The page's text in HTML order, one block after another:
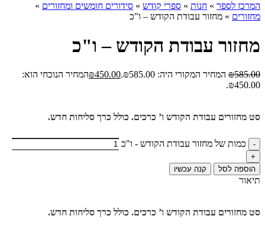
המרכז לספר » חנות » ספרי קודש » סידורים חומשים ומחזורים »
מחזורים » מחזור עבודת הקודש – ו"כ
מחזור עבודת הקודש – ו"כ
₪585.00 המחיר המקורי היה: ₪585.00. ₪450.00
המחיר הנוכחי הוא:
₪450.00.
סט מחזורים עבודת הקודש ו’ כרכים. כולל כרך סליחות חדש.
כמות של מחזור עבודת הקודש - ו"כ
הוספה לסל קנה עכשיו
תיאור
סט מחזורים עבודת הקודש ו’ כרכים. כולל כרך סליחות חדש.